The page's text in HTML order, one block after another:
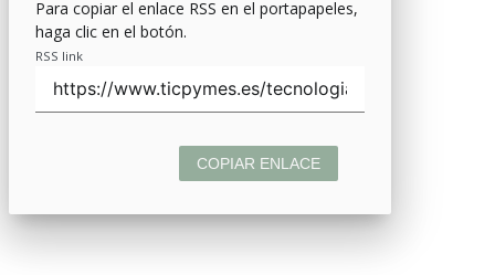
Para copiar el enlace RSS en el portapapeles,
haga clic en el botón.
RSS link
COPIAR ENLACE